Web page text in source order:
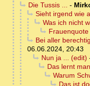
Die Tussis ... -
Sieht irgend wie
Was ich nicht
Bei aller
06.06.2024, 20:43
Nun ja ... (edit)
Das lernt
Warum
Das ist